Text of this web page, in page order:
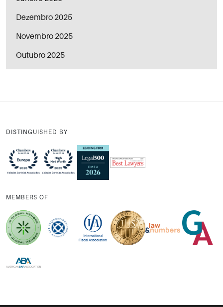
Dezembro 2025
Novembro 2025
Outubro 2025
DISTINGUISHED BY
MEMBERS OF